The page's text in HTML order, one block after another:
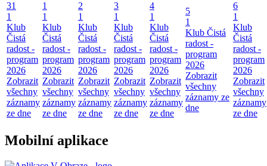
31
1
Klub
Čistá
radost -
program
2026
Zobrazit
všechny
záznamy
ze dne
1
1
Klub
Čistá
radost -
program
2026
Zobrazit
všechny
záznamy
ze dne
2
1
Klub
Čistá
radost -
program
2026
Zobrazit
všechny
záznamy
ze dne
3
1
Klub
Čistá
radost -
program
2026
Zobrazit
všechny
záznamy
ze dne
4
1
Klub
Čistá
radost -
program
2026
Zobrazit
všechny
záznamy
ze dne
5
1
Klub Čistá
radost -
program
2026
Zobrazit
všechny
záznamy ze
dne
6
1
Klub
Čistá
radost -
program
2026
Zobrazit
všechny
záznamy
ze dne
Mobilní aplikace